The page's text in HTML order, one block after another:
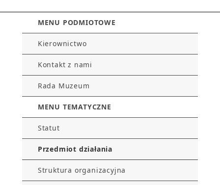
MENU PODMIOTOWE
Kierownictwo
Kontakt z nami
Rada Muzeum
MENU TEMATYCZNE
Statut
Przedmiot działania
Struktura organizacyjna